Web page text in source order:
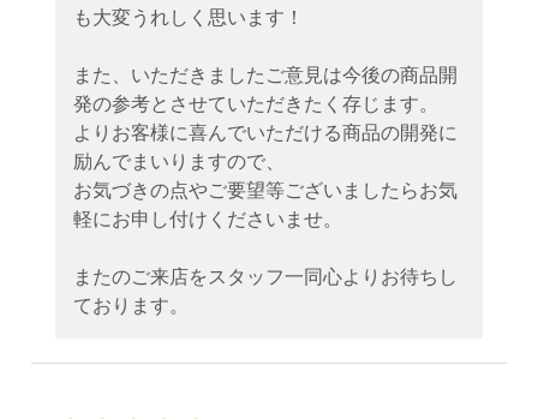
も大変うれしく思います！
また、いただきましたご意見は今後の商品開
発の参考とさせていただきたく存じます。
よりお客様に喜んでいただける商品の開発に
励んでまいりますので、
お気づきの点やご要望等ございましたらお気
軽にお申し付けくださいませ。
またのご来店をスタッフ一同心よりお待ちし
ております。